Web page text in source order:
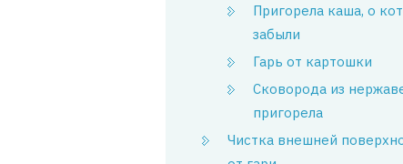
Пригорела каша, о
забыли
Гарь от картошки
Сковорода из
пригорела
Чистка внешней